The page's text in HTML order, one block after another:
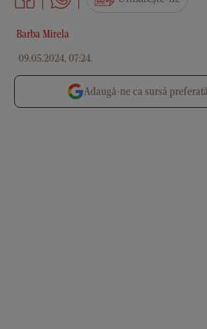
Barba Mirela
09.05.2024, 07:24.
Adaugă-ne ca sursă